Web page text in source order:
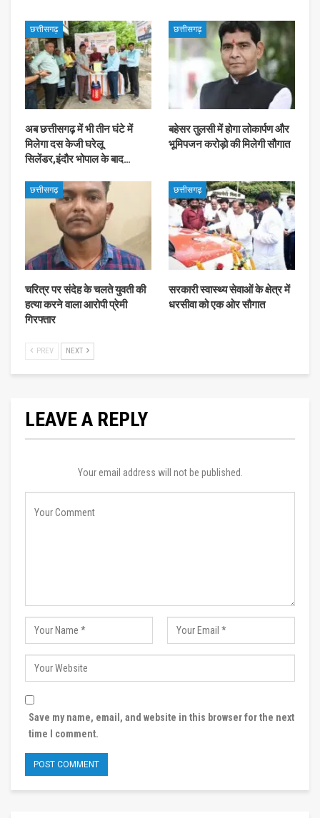
छत्तीसगढ़
अब छत्तीसगढ़ में भी तीन घंटे में
मिलेगा दस केजी घरेलू
सिलेंडर,इंदौर भोपाल के बाद…
छत्तीसगढ़
बहेसर तुलसी में होगा लोकार्पण और
भूमिपजन करोड़ो की मिलेगी सौगात
छत्तीसगढ़
चरित्र पर संदेह के चलते युवती की
हत्या करने वाला आरोपी प्रेमी
गिरफ्तार
छत्तीसगढ़
सरकारी स्वास्थ्य सेवाओं के क्षेत्र में
धरसीवा को एक ओर सौगात
PREV NEXT
LEAVE A REPLY
Your email address will not be published.
Save my name, email, and website in this browser for the next
time I comment.